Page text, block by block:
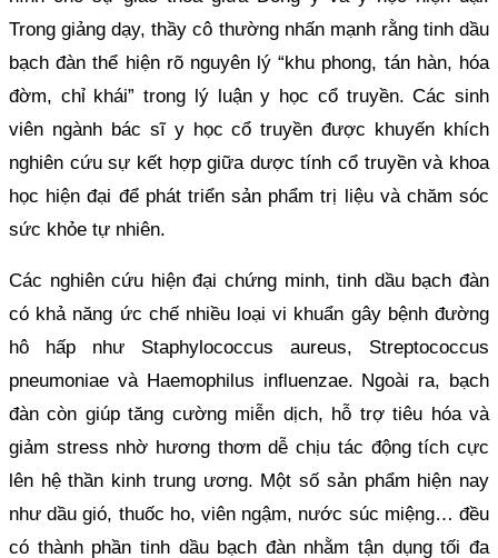
Trong giảng dạy, thầy cô thường nhấn mạnh rằng tinh dầu
bạch đàn thể hiện rõ nguyên lý “khu phong, tán hàn, hóa
đờm, chỉ khái” trong lý luận y học cổ truyền. Các sinh
viên ngành bác sĩ y học cổ truyền được khuyến khích
nghiên cứu sự kết hợp giữa dược tính cổ truyền và khoa
học hiện đại để phát triển sản phẩm trị liệu và chăm sóc
sức khỏe tự nhiên.
Các nghiên cứu hiện đại chứng minh, tinh dầu bạch đàn
có khả năng ức chế nhiều loại vi khuẩn gây bệnh đường
hô hấp như Staphylococcus aureus, Streptococcus
pneumoniae và Haemophilus influenzae. Ngoài ra, bạch
đàn còn giúp tăng cường miễn dịch, hỗ trợ tiêu hóa và
giảm stress nhờ hương thơm dễ chịu tác động tích cực
lên hệ thần kinh trung ương. Một số sản phẩm hiện nay
như dầu gió, thuốc ho, viên ngậm, nước súc miệng… đều
có thành phần tinh dầu bạch đàn nhằm tận dụng tối đa